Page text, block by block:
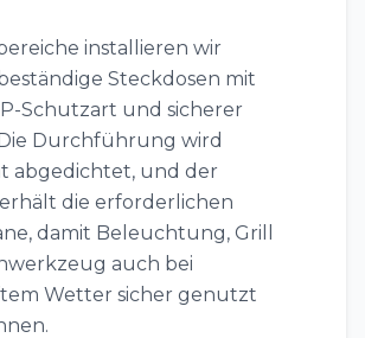
installieren wir
Steckdosen mit
Schutzart und sicherer
Durchführung wird
abgedichtet, und der
die erforderlichen
damit Beleuchtung, Grill
auch bei
Wetter sicher genutzt